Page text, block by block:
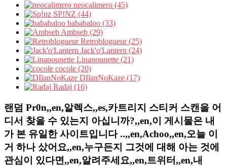
neocalimero (45)
SP!NZ (44)
bababaloo (33)
Ambseb (29)
Retroblogueur (25)
Jack'o'Lantern (24)
Linanounette (21)
cocole (20)
DIlanNoKaze (17)
Radaj (16)
랜덤 Pr0n,,en,알렉스,,es,카트리지 스티커 스캔을 어
디서 찾을 수 있는지 아십니까?,,en,이 게시물은 내
가 본 유일한 사이트입니다 ..,,en,Achoo,,en,오늘 이
거 하나 샀어요,,en,누구든지 그것에 대해 아는 것에
관심이 있다면,,en,알려주세요,,en,트위터,,en,내